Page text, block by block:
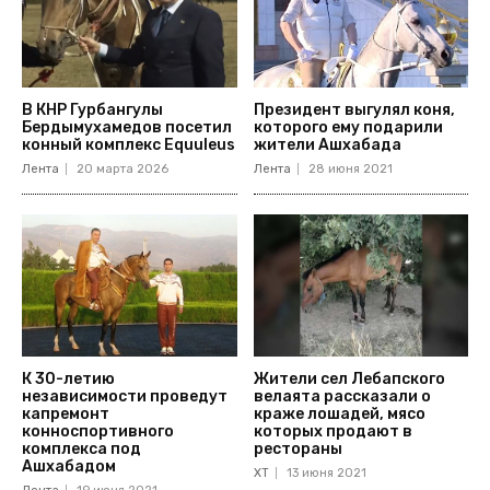
В КНР Гурбангулы
Бердымухамедов посетил
конный комплекс Equuleus
Лента 20 марта 2026
Президент выгулял коня,
которого ему подарили
жители Ашхабада
Лента 28 июня 2021
К 30-летию
независимости проведут
капремонт
конноспортивного
комплекса под
Ашхабадом
Жители сел Лебапского
велаята рассказали о
краже лошадей, мясо
которых продают в
рестораны
ХТ 13 июня 2021